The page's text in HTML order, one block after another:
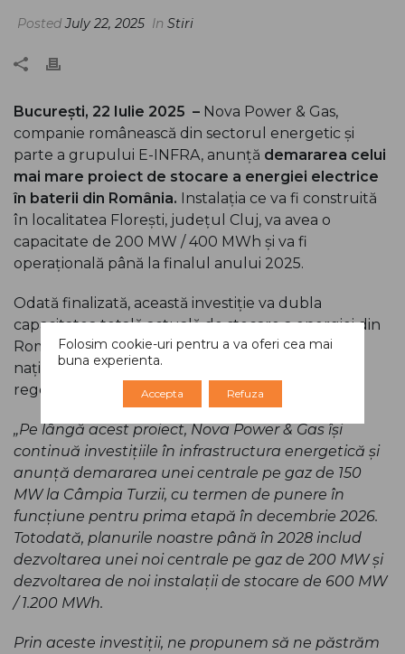
PostedJuly 22, 2025 In Stiri
București, 22 Iulie 2025 – Nova Power & Gas,
companie românească din sectorul energetic și
parte a grupului E-INFRA, anunță demararea celui
mai mare proiect de stocare a energiei electrice
în baterii din România. Instalația ce va fi construită
în localitatea Florești, județul Cluj, va avea o
capacitate de 200 MW / 400 MWh și va fi
operațională până la finalul anului 2025.
Odată finalizată, această investiție va dubla
capacitatea totală actuală de stocare a energiei din
România, contribuind direct la stabilitatea rețelei
naționale și la integrarea eficientă a surselor
regenerabile.
„Pe lângă acest proiect, Nova Power & Gas își
continuă investițiile în infrastructura energetică și
anunță demararea unei centrale pe gaz de 150
MW la Câmpia Turzii, cu termen de punere în
funcțiune pentru prima etapă în decembrie 2026.
Totodată, planurile noastre până în 2028 includ
dezvoltarea unei noi centrale pe gaz de 200 MW și
dezvoltarea de noi instalații de stocare de 600 MW
/ 1.200 MWh.
Prin aceste investiții, ne propunem să ne păstrăm
Folosim cookie-uri pentru a va oferi cea mai
buna experienta.
Accepta Refuza